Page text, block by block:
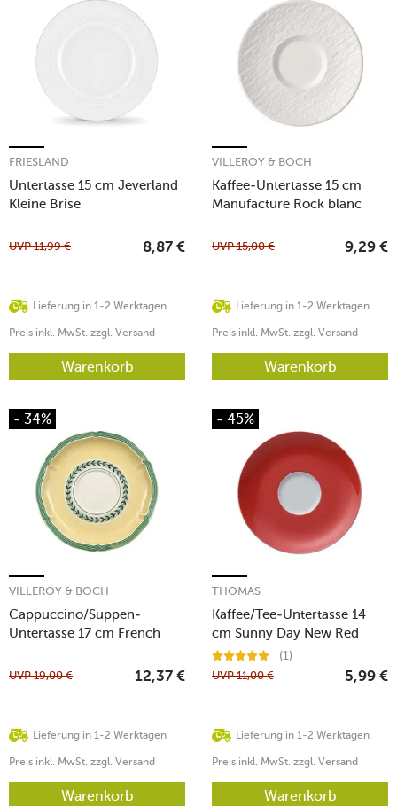
Untertasse 15 cm Jeverland
Kleine Brise
FRIESLAND
Lieferung in 1-2 Werktagen
UVP11,99 € 8,87 €
Preis inkl. MwSt. zzgl. Versand
Warenkorb
Kaffee-Untertasse 15 cm
Manufacture Rock blanc
VILLEROY & BOCH
Lieferung in 1-2 Werktagen
UVP15,00 € 9,29 €
Preis inkl. MwSt. zzgl. Versand
Warenkorb
- 34%
Cappuccino/Suppen-
Untertasse 17 cm French
VILLEROY & BOCH
Lieferung in 1-2 Werktagen
UVP19,00 € 12,37 €
Preis inkl. MwSt. zzgl. Versand
Warenkorb
- 45%
Kaffee/Tee-Untertasse 14
cm Sunny Day New Red
THOMAS
(1)
Lieferung in 1-2 Werktagen
UVP11,00 € 5,99 €
Preis inkl. MwSt. zzgl. Versand
Warenkorb